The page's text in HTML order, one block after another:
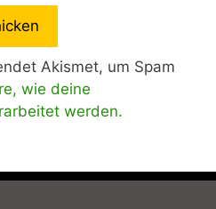
Akismet, um Spam
wie deine
werden.